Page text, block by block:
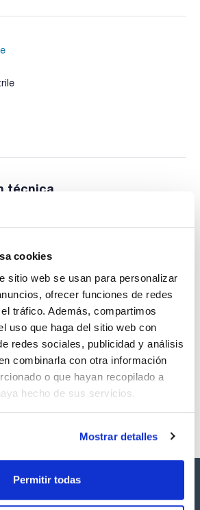
cookies
sitio web se usan para personalizar
ofrecer funciones de redes
tráfico. Además, compartimos
uso que haga del sitio web con
redes sociales, publicidad y análisis
combinarla con otra información
o que hayan recopilado a
hecho de sus servicios.
Mostrar detalles
Permitir todas
técnica
con esta imagen son
Scharlau habitualmente en stock,
inmediata.